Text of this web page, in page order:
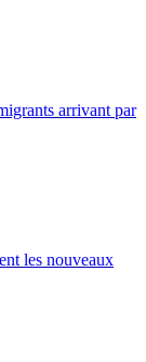
arrivant par
les nouveaux